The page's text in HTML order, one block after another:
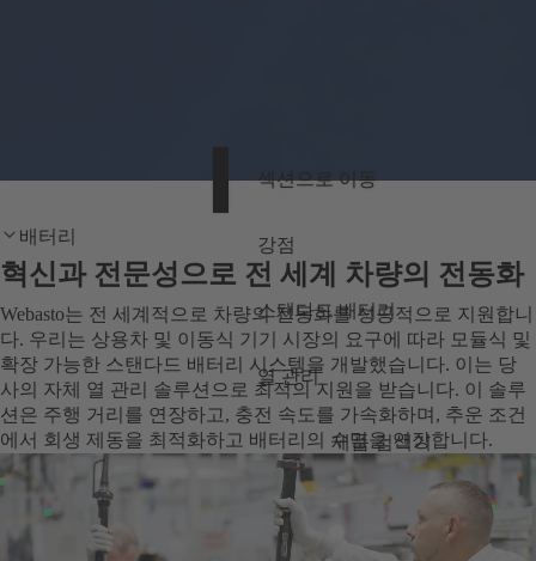
섹션으로 이동
강점
스탠다드 배터리
열 관리
제품 검색기
배터리
혁신과 전문성으로 전 세계 차량의 전동화
Webasto는 전 세계적으로 차량의 전동화를 성공적으로 지원합니
다. 우리는 상용차 및 이동식 기기 시장의 요구에 따라 모듈식 및
확장 가능한 스탠다드 배터리 시스템을 개발했습니다. 이는 당
사의 자체 열 관리 솔루션으로 최적의 지원을 받습니다. 이 솔루
션은 주행 거리를 연장하고, 충전 속도를 가속화하며, 추운 조건
에서 회생 제동을 최적화하고 배터리의 수명을 연장합니다.